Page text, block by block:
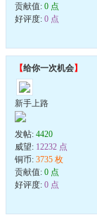
贡献值: 0 点
好评度: 0 点
【给你一次机会】
新手上路
发帖: 4420
威望: 12232 点
铜币: 3735 枚
贡献值: 0 点
好评度: 0 点